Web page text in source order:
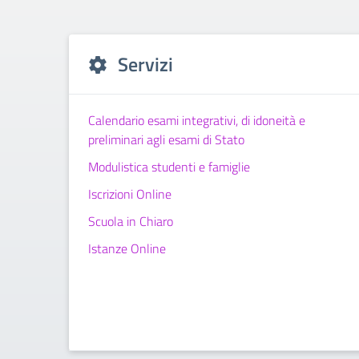
Servizi
Calendario esami integrativi, di idoneità e
preliminari agli esami di Stato
Modulistica studenti e famiglie
Iscrizioni Online
Scuola in Chiaro
Istanze Online